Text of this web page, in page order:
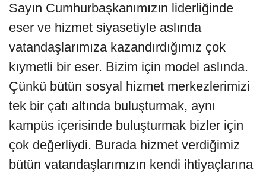
Sayın Cumhurbaşkanımızın liderliğinde
eser ve hizmet siyasetiyle aslında
vatandaşlarımıza kazandırdığımız çok
kıymetli bir eser. Bizim için model aslında.
Çünkü bütün sosyal hizmet merkezlerimizi
tek bir çatı altında buluşturmak, aynı
kampüs içerisinde buluşturmak bizler için
çok değerliydi. Burada hizmet verdiğimiz
bütün vatandaşlarımızın kendi ihtiyaçlarına